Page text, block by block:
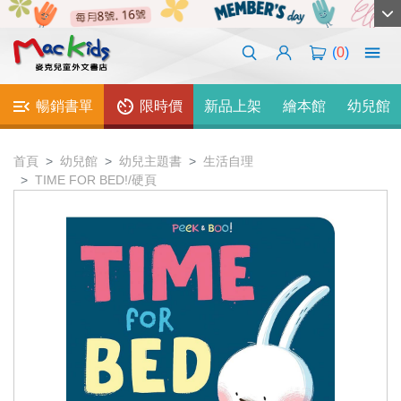
(0)
暢銷書單 限時價 新品上架 繪本館 幼兒館
首頁 幼兒館 幼兒主題書
生活自理
TIME FOR BED!/硬頁